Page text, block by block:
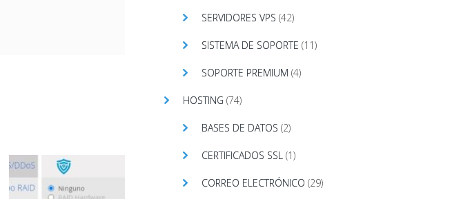
SERVIDORES VPS (42)
SISTEMA DE SOPORTE (11)
SOPORTE PREMIUM (4)
HOSTING (74)
BASES DE DATOS (2)
CERTIFICADOS SSL (1)
CORREO ELECTRÓNICO (29)